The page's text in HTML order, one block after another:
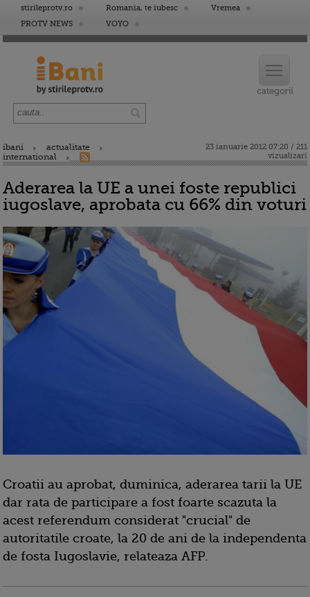
stirileprotv.ro Romania, te iubesc
Vremea
PROTV NEWS
VOYO
ibani
actualitate
international
23 ianuarie 2012 07:20 / 211
vizualizari
Aderarea la UE a unei foste republici
iugoslave, aprobata cu 66% din voturi
Croatii au aprobat, duminica, aderarea tarii la UE
dar rata de participare a fost foarte scazuta la
acest referendum considerat "crucial" de
autoritatile croate, la 20 de ani de la independenta
de fosta Iugoslavie, relateaza AFP.